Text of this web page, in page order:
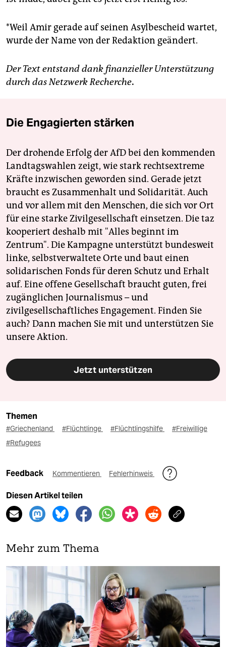
*Weil Amir gerade auf seinen Asylbescheid wartet,
wurde der Name von der Redaktion geändert.
Der Text entstand dank finanzieller Unterstützung
durch das Netzwerk Recherche.
Die Engagierten stärken
Der drohende Erfolg der AfD bei den kommenden
Landtagswahlen zeigt, wie stark rechtsextreme
Kräfte inzwischen geworden sind. Gerade jetzt
braucht es Zusammenhalt und Solidarität. Auch
und vor allem mit den Menschen, die sich vor Ort
für eine starke Zivilgesellschaft einsetzen. Die taz
kooperiert deshalb mit "Alles beginnt im
Zentrum". Die Kampagne unterstützt bundesweit
linke, selbstverwaltete Orte und baut einen
solidarischen Fonds für deren Schutz und Erhalt
auf. Eine offene Gesellschaft braucht guten, frei
zugänglichen Journalismus – und
zivilgesellschaftliches Engagement. Finden Sie
auch? Dann machen Sie mit und unterstützen Sie
unsere Aktion.
Jetzt unterstützen
Themen
#Griechenland #Flüchtlinge #Flüchtlingshilfe
#Freiwillige
#Refugees
Feedback Kommentieren Fehlerhinweis
Diesen Artikel teilen
Mehr zum Thema